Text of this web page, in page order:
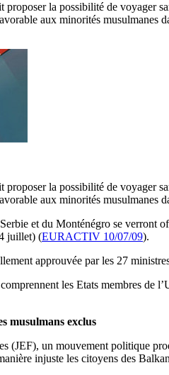
la possibilité de voyager
aux minorités musulmanes
la possibilité de voyager
aux minorités musulmanes
et du Monténégro se verront
juillet) (EURACTIV 10/07/09).
approuvée par les 27
les Etats membres
musulmans exclus
(JEF), un mouvement politique
injuste les citoyens des